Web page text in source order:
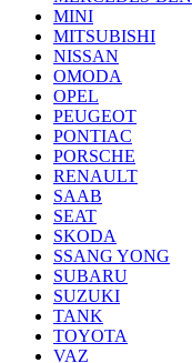
MINI
MITSUBISHI
NISSAN
OMODA
OPEL
PEUGEOT
PONTIAC
PORSCHE
RENAULT
SAAB
SEAT
SKODA
SSANG YONG
SUBARU
SUZUKI
TANK
TOYOTA
VAZ